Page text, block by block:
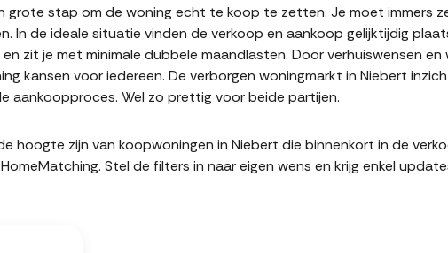
grote stap om de woning echt te koop te zetten. Je moet immers
In de ideale situatie vinden de verkoop en aankoop gelijktijdig
zit je met minimale dubbele maandlasten. Door verhuiswensen
kansen voor iedereen. De verborgen woningmarkt in Niebert
aankoopproces. Wel zo prettig voor beide partijen.
hoogte zijn van koopwoningen in Niebert die binnenkort in de
Stel de filters in naar eigen wens en krijg enkel